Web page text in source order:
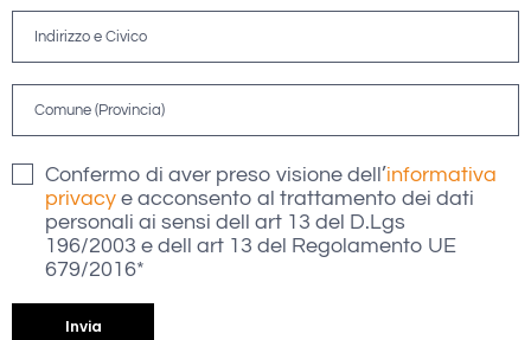
Confermo di aver preso visione dell’informativa
privacy e acconsento al trattamento dei dati
personali ai sensi dell art 13 del D.Lgs
196/2003 e dell art 13 del Regolamento UE
679/2016*